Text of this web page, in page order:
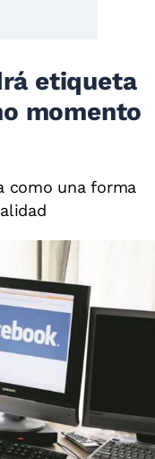
etiqueta
momento
como una forma